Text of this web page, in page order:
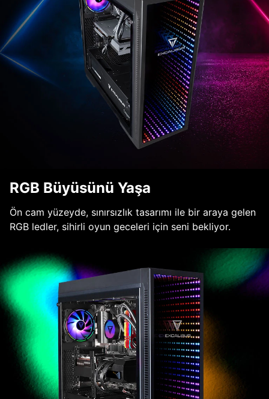
RGB Büyüsünü Yaşa
Ön cam yüzeyde, sınırsızlık tasarımı ile bir araya gelen
RGB ledler, sihirli oyun geceleri için seni bekliyor.